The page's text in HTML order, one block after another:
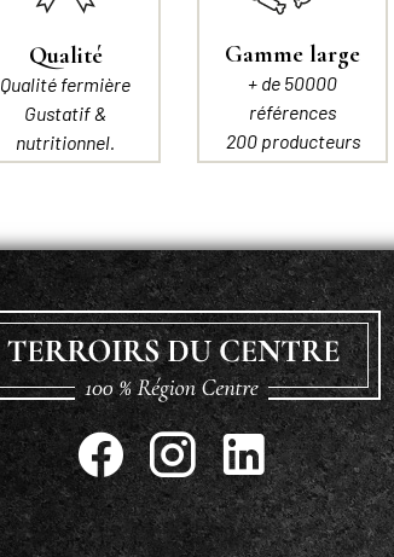
Qualité
Qualité fermière
Gustatif &
nutritionnel.
Gamme large
+ de 50000
références
200 producteurs